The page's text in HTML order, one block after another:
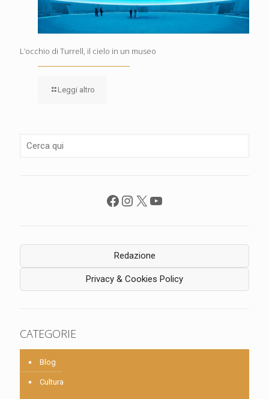
L’occhio di Turrell, il cielo in un museo
Leggi altro
Facebook
Instagram
X YouTube
Redazione
Privacy & Cookies Policy
CATEGORIE
Blog
Cultura